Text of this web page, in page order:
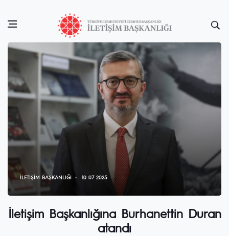
İLETIŞIM BAŞKANLIĞI 10 07 2025
İletişim Başkanlığına Burhanettin Duran
atandı